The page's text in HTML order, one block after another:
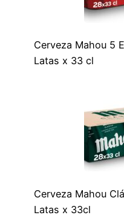
Cerveza Mahou 5
Latas x 33 cl
Cerveza Mahou
Latas x 33cl